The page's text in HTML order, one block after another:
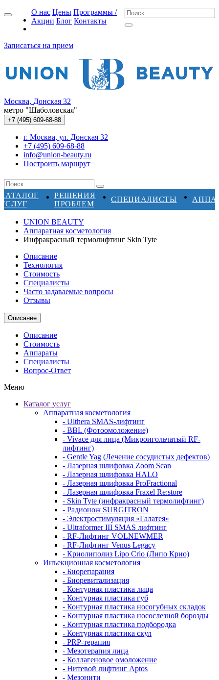
О нас Цены Программы /
Акции Блог Контакты
Записаться на прием
Москва, Донская 32
метро "Шаболовская"
+7 (495) 609-68-88
г. Москва, ул. Донская 32
+7 (495) 609-68-88
info@union-beauty.ru
Построить маршрут
КАТАЛОГ
УСЛУГ
РЕШЕНИЯ
ПРОБЛЕМ
СПЕЦИАЛИСТЫ
UNION BEAUTY
Аппаратная косметология
Инфракрасный термолифтинг Skin Tyte
Описание
Технология
Стоимость
Специалисты
Часто задаваемые вопросы
Отзывы
Описание
Описание
Стоимость
Аппараты
Специалисты
Вопрос-Ответ
Меню
Каталог услуг
Аппаратная косметология
- Ulthera SMAS-лифтинг
- BBL (Фотоомоложение)
- Vivace для лица (Микроигольчатый RF-
лифтинг)
- Gentle Yag (Лечение сосудистых дефектов)
- Лазерная шлифовка Zoom Scan
- Лазерная шлифовка HALO
- Лазерная шлифовка ProFractional
- Лазерная шлифовка Fraxel Re:store
- Skin Tyte (инфракрасный термолифтинг)
- Радионож SURGITRON
- Электростимуляция «Галатея»
- Ultraformer III SMAS лифтинг
- RF-Лифтинг VOLNEWMER
- RF-Лифтинг Venus Legacy
- Криолиполиз Lipo Crio (Липо Крио)
Инъекционная косметология
- Биорепарация
- Биоревитализация
- Контурная пластика лица
- Контурная пластика губ
- Контурная пластика носогубных складок
- Контурная пластика носослезной борозды
- Контурная пластика подбородка
- Контурная пластика скул
- PRP-терапия
- Мезотерапия лица
- Коллагеновое омоложение
- Нитевой лифтинг Aptos
- Мезонити